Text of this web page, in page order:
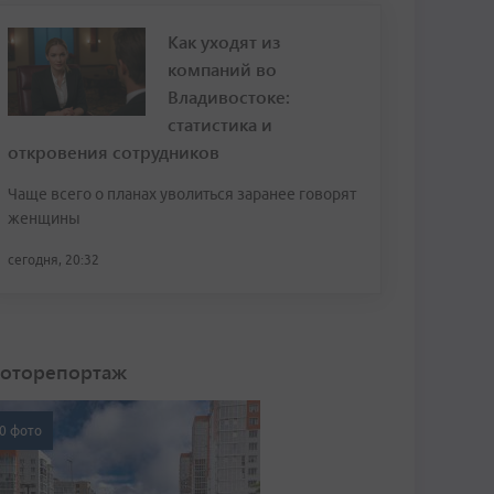
Как уходят из
компаний во
Владивостоке:
статистика и
откровения сотрудников
Чаще всего о планах уволиться заранее говорят
женщины
сегодня, 20:32
фото